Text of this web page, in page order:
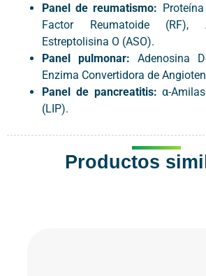
Panel de reumatismo:
Factor Reumatoide (RF),
Estreptolisina O (ASO).
Panel pulmonar: Adenosina
Enzima Convertidora de
Panel de pancreatitis:α-
(LIP).
Productos